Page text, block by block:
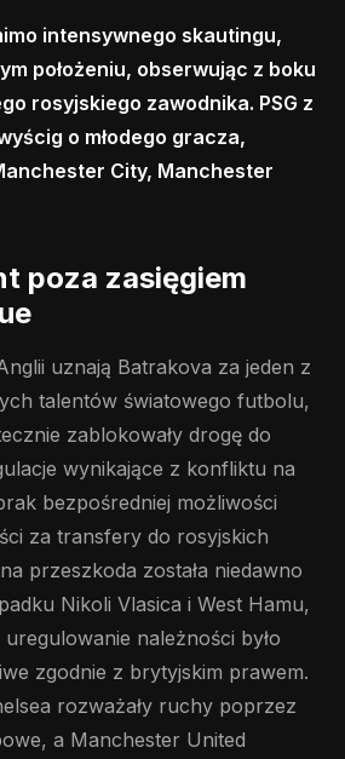
intensywnego skautingu,
położeniu, obserwując z boku
rosyjskiego zawodnika. PSG z
o młodego gracza,
City, Manchester
poza zasięgiem
uznają Batrakova za jeden z
talentów światowego futbolu,
zablokowały drogę do
wynikające z konfliktu na
bezpośredniej możliwości
za transfery do rosyjskich
przeszkoda została niedawno
Nikoli Vlasica i West Hamu,
należności było
zgodnie z brytyjskim prawem.
rozważały ruchy poprzez
a Manchester United